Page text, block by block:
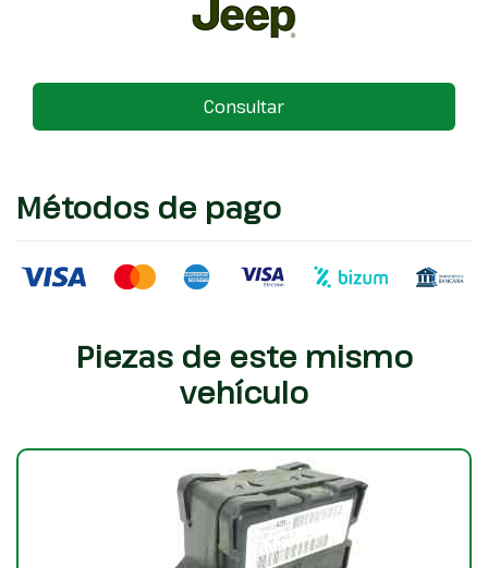
Consultar
Métodos de pago
Piezas de este mismo
vehículo